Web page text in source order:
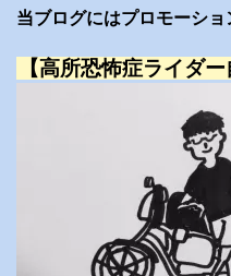
当ブログにはプロモーショ
【高所恐怖症ライダー